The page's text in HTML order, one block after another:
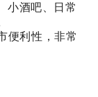
小酒吧、日常
便利性，非常